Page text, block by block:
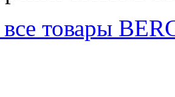
все товары